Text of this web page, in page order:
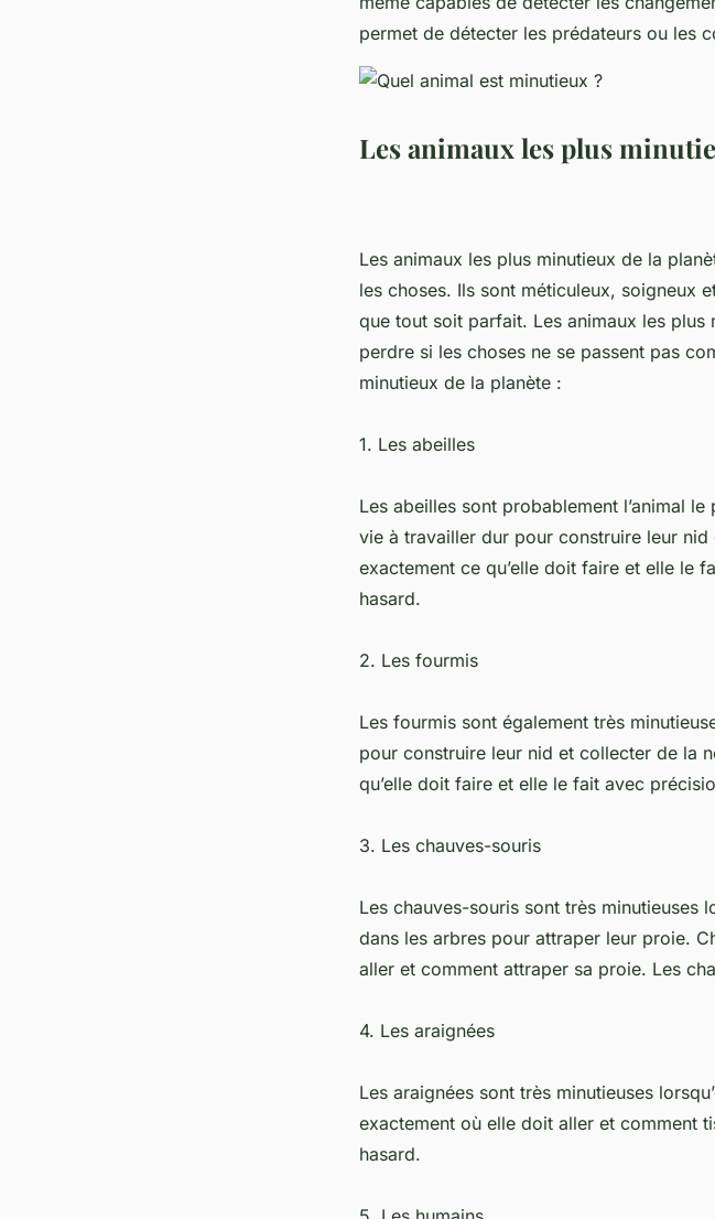
permet de détecter les prédateurs ou les
Les animaux les plus
Les animaux les plus minutieux de la
les choses. Ils sont méticuleux, soigneux
que tout soit parfait. Les animaux les
perdre si les choses ne se passent pas
minutieux de la planète :
1. Les abeilles
Les abeilles sont probablement l’animal
vie à travailler dur pour construire leur
exactement ce qu’elle doit faire et elle le
hasard.
2. Les fourmis
Les fourmis sont également très
pour construire leur nid et collecter de la
qu’elle doit faire et elle le fait avec
3. Les chauves-souris
Les chauves-souris sont très minutieuses
dans les arbres pour attraper leur proie.
aller et comment attraper sa proie. Les
4. Les araignées
Les araignées sont très minutieuses
exactement où elle doit aller et comment
hasard.